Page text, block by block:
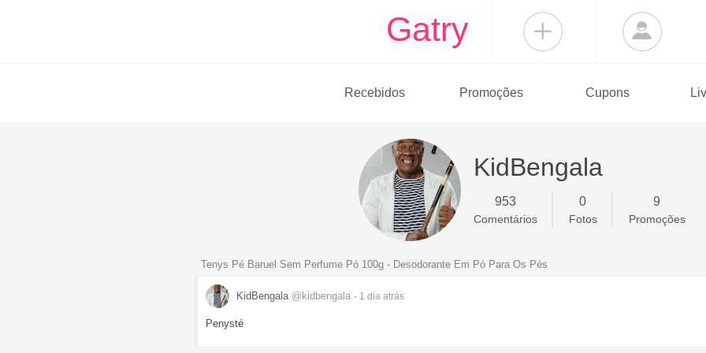
Gatry
Recebidos Promoções Cupons
KidBengala
953
Comentários
0
Fotos
9
Promoções
Tenys Pé Baruel Sem Perfume Pó 100g - Desodorante Em Pó Para Os Pés
KidBengala @kidbengala - 1 dia atrás
Penysté